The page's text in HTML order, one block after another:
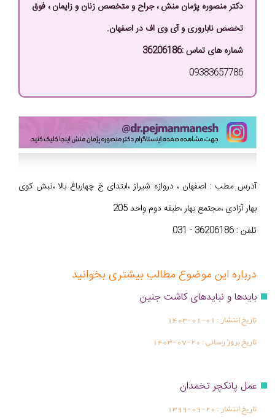
دکتر منصوره پژمان منش ، جراح و متخصص زنان و زایمان ، فوق
تخصص ناباروری و آی وی اف در اصفهان.
شماره های تماس :36206186
09383657786
آدرس مطب : اصفهان ، دروازه شیراز ،ابتدای خ چهارباغ بالا ،نبش کوی
بهار آزادی ،مجتمع بهار ،طبقه دوم واحد 205
تلفن : 36206186 - 031
درباره این موضوع مطالب بیشتری بخوانید
بایدها و نبایدهای کاشت جنین
تاریخ انتشار : 1403-01-01
تاریخ بروز رسانی :1403-07-20
عمل پانکچر تخمدان
تاریخ انتشار :1399-09-20